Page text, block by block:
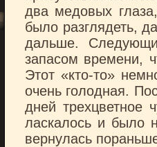
два медовых
было разглядеть,
дальше.
запасом времени,
Этот «кто-то»
очень голодная.
дней трехцветное
ласкалось и было
вернулась